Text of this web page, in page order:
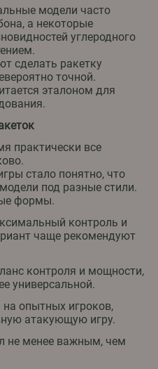
модели часто
а некоторые
углеродного
сделать ракетку
точной.
эталоном для
практически все
стало понятно, что
под разные стили.
формы.
контроль и
чаще рекомендуют
контроля и мощности,
универсальной.
опытных игроков,
атакующую игру.
не менее важным, чем